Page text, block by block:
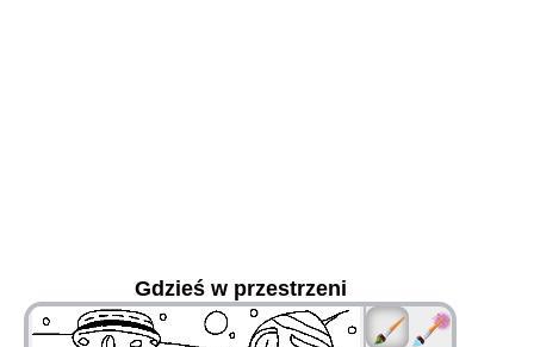
Gdzieś w przestrzeni
36